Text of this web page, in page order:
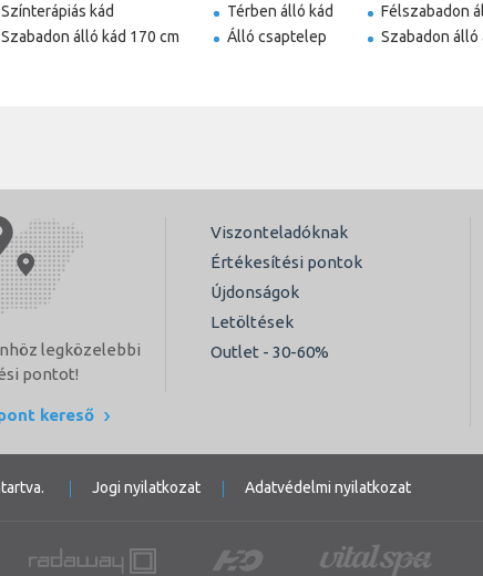
Színterápiás kád
Szabadon álló kád 170 cm
Térben álló kád
Álló csaptelep
Félszabadon
Szabadon álló
legközelebbi
pontot!
kereső
Viszonteladóknak
Értékesítési pontok
Újdonságok
Letöltések
Outlet - 30-60%
Jogi nyilatkozat Adatvédelmi nyilatkozat